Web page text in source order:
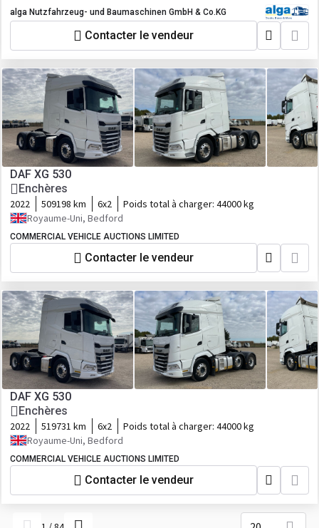
alga Nutzfahrzeug- und Baumaschinen GmbH & Co.KG
Contacter le vendeur
DAF XG 530
Enchères
2022 509198 km 6x2 Poids total à charger: 44000 kg
Royaume-Uni, Bedford
COMMERCIAL VEHICLE AUCTIONS LIMITED
Contacter le vendeur
DAF XG 530
Enchères
2022 519731 km 6x2 Poids total à charger: 44000 kg
Royaume-Uni, Bedford
COMMERCIAL VEHICLE AUCTIONS LIMITED
Contacter le vendeur